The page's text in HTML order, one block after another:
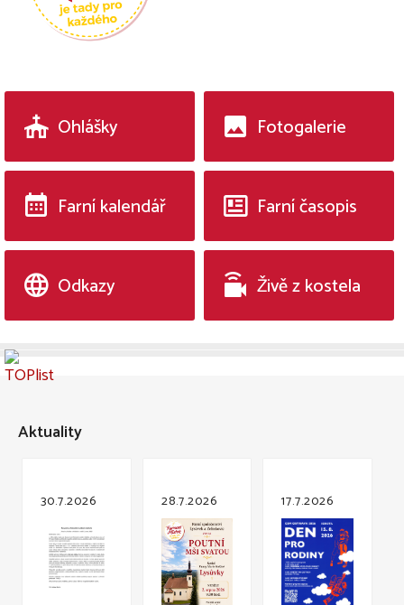
Ohlášky Fotogalerie
Farní kalendář Farní časopis
Odkazy Živě z kostela
Aktuality
30.7.2026 28.7.2026 17.7.2026